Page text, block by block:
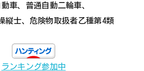
車、普通自動二輪車、
縦士、危険物取扱者乙種第4類
ランキング参加中